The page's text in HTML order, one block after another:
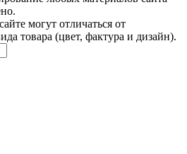
могут отличаться от
товара (цвет, фактура и дизайн).